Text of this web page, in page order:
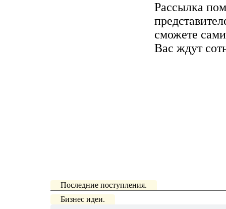
Рассылка
сможете
Вас ждут
Последние поступления.
Бизнес идеи.